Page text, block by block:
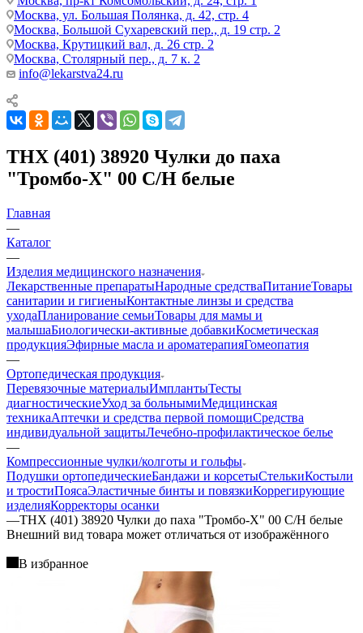
Москва, ул. Большая Полянка, д. 42, стр. 4
Москва, Большой Сухаревский пер., д. 19 стр. 2
Москва, Крутицкий вал, д. 26 стр. 2
Москва, Столярный пер., д. 7 к. 2
info@lekarstva24.ru
THX (401) 38920 Чулки до паха
"Тромбо-Х" 00 С/Н белые
Главная
—
Каталог
—
Изделия медицинского назначения
Лекарственные препаратыНародные средстваПитаниеТовары
санитарии и гигиеныКонтактные линзы и средства
уходаПланирование семьиТовары для мамы и
малышаБиологически-активные добавкиКосметическая
продукцияЭфирные масла и ароматерапияГомеопатия
—
Ортопедическая продукция
Перевязочные материалыИмплантыТесты
диагностическиеУход за больнымиМедицинская
техникаАптечки и средства первой помощиСредства
индивидуальной защитыЛечебно-профилактическое белье
—
Компрессионные чулки/колготы и гольфы
Подушки ортопедическиеБандажи и корсетыСтелькиКостыли
и тростиПоясаЭластичные бинты и повязкиКоррегирующие
изделияКорректоры осанки
—THX (401) 38920 Чулки до паха "Тромбо-Х" 00 С/Н белые
Bнешний вид товара может отличаться от изображённого
В избранное